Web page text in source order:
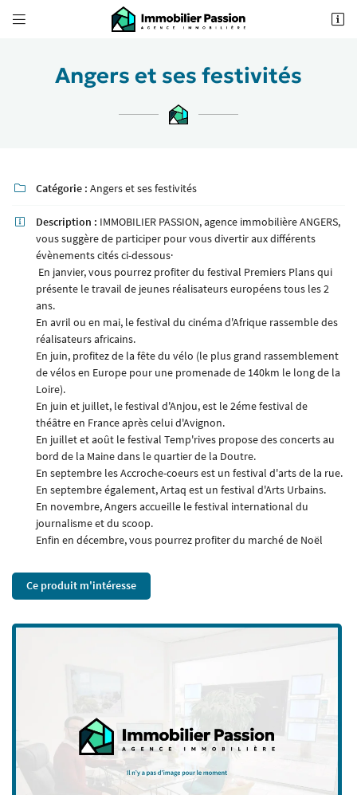
 
Une
62 Boulevard Foch
02 41 18 18 70
Adresse email de réception
Recopier le code ci-contre
Rafraîchir le captcha
En cochant cette case, vous consentez à recevoir nos propositions commerciales à l'adresse
email indiqué ci-dessus. Vous pouvez vous désinscrire à tout moment en utilisantle
formulaire de désinscription
Inscription
Angers et ses festivités
 Catégorie : Angers et ses festivités
 Description : IMMOBILIER PASSION, agence immobilière ANGERS,
vous suggère de participer pour vous divertir aux différents
évènements cités ci-dessous·
En janvier, vous pourrez profiter du festival Premiers Plans qui
présente le travail de jeunes réalisateurs européens tous les 2
ans.
En avril ou en mai, le festival du cinéma d'Afrique rassemble des
réalisateurs africains.
En juin, profitez de la fête du vélo (le plus grand rassemblement
de vélos en Europe pour une promenade de 140km le long de la
Loire).
En juin et juillet, le festival d'Anjou, est le 2éme festival de
théâtre en France après celui d'Avignon.
En juillet et août le festival Temp'rives propose des concerts au
bord de la Maine dans le quartier de la Doutre.
En septembre les Accroche-coeurs est un festival d'arts de la rue.
En septembre également, Artaq est un festival d'Arts Urbains.
En novembre, Angers accueille le festival international du
journalisme et du scoop.
Enfin en décembre, vous pourrez profiter du marché de Noël
Ce produit m'intéresse